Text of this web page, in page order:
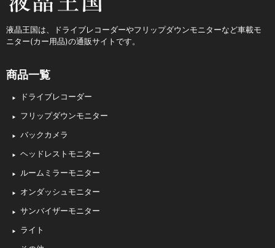
液晶王国は、ドライブレコーダーやフリップダウンモニターなど車載モ
ニター(カー用品)の通販サイトです。
商品一覧
ドライブレコーダー
フリップダウンモニター
バックカメラ
ヘッドレストモニター
ルームミラーモニター
オンダッシュモニター
サンバイザーモニター
ライト